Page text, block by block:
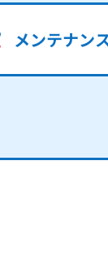
メンテナン